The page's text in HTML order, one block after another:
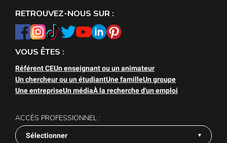
RETROUVEZ-NOUS SUR :
VOUS ÊTES :
Référent CEUn enseignant ou un animateur
Un chercheur ou un étudiantUne familleUn groupe
Une entrepriseUn médiaÀ la recherche d'un emploi
ACCÈS PROFESSIONNEL :
Sélectionner